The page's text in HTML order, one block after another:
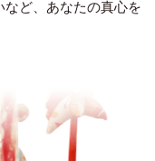
ど、あなたの真心を